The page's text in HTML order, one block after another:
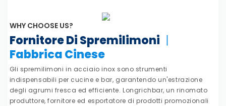
WHY CHOOSE US?
Fornitore Di Spremilimoni 丨
Fabbrica Cinese
Gli spremilimoni in acciaio inox sono strumenti
indispensabili per cucine e bar, garantendo un'estrazione
degli agrumi fresca ed efficiente. Longrichbar, un rinomato
produttore, fornitore ed esportatore di prodotti promozionali